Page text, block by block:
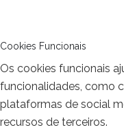
Cookies Funcionais
Os cookies funcionais
funcionalidades, como
plataformas de social
recursos de terceiros.